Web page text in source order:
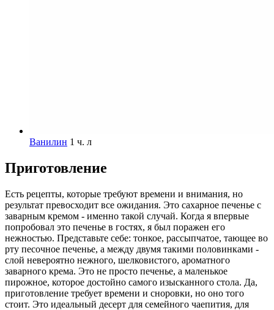
Ванилин 1 ч. л
Приготовление
Есть рецепты, которые требуют времени и внимания, но
результат превосходит все ожидания. Это сахарное печенье с
заварным кремом - именно такой случай. Когда я впервые
попробовал это печенье в гостях, я был поражен его
нежностью. Представьте себе: тонкое, рассыпчатое, тающее во
рту песочное печенье, а между двумя такими половинками -
слой невероятно нежного, шелковистого, ароматного
заварного крема. Это не просто печенье, а маленькое
пирожное, которое достойно самого изысканного стола. Да,
приготовление требует времени и сноровки, но оно того
стоит. Это идеальный десерт для семейного чаепития, для